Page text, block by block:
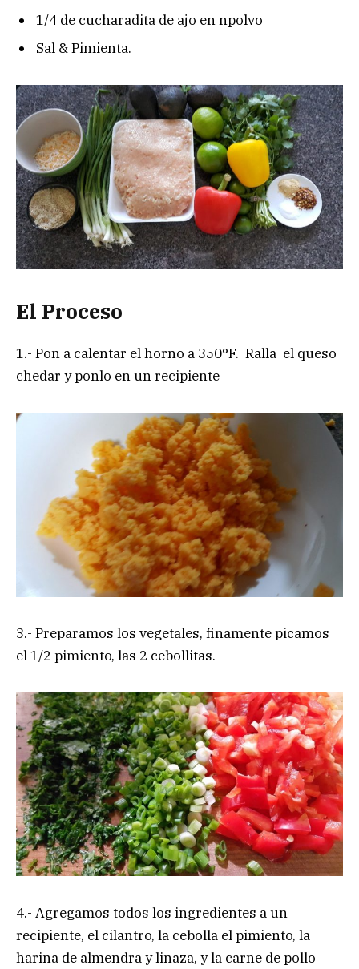
1/4 de cucharadita de ajo en npolvo
Sal & Pimienta.
El Proceso
1.- Pon a calentar el horno a 350°F. Ralla el queso
chedar y ponlo en un recipiente
3.- Preparamos los vegetales, finamente picamos
el 1/2 pimiento, las 2 cebollitas.
4.- Agregamos todos los ingredientes a un
recipiente, el cilantro, la cebolla el pimiento, la
harina de almendra y linaza, y la carne de pollo